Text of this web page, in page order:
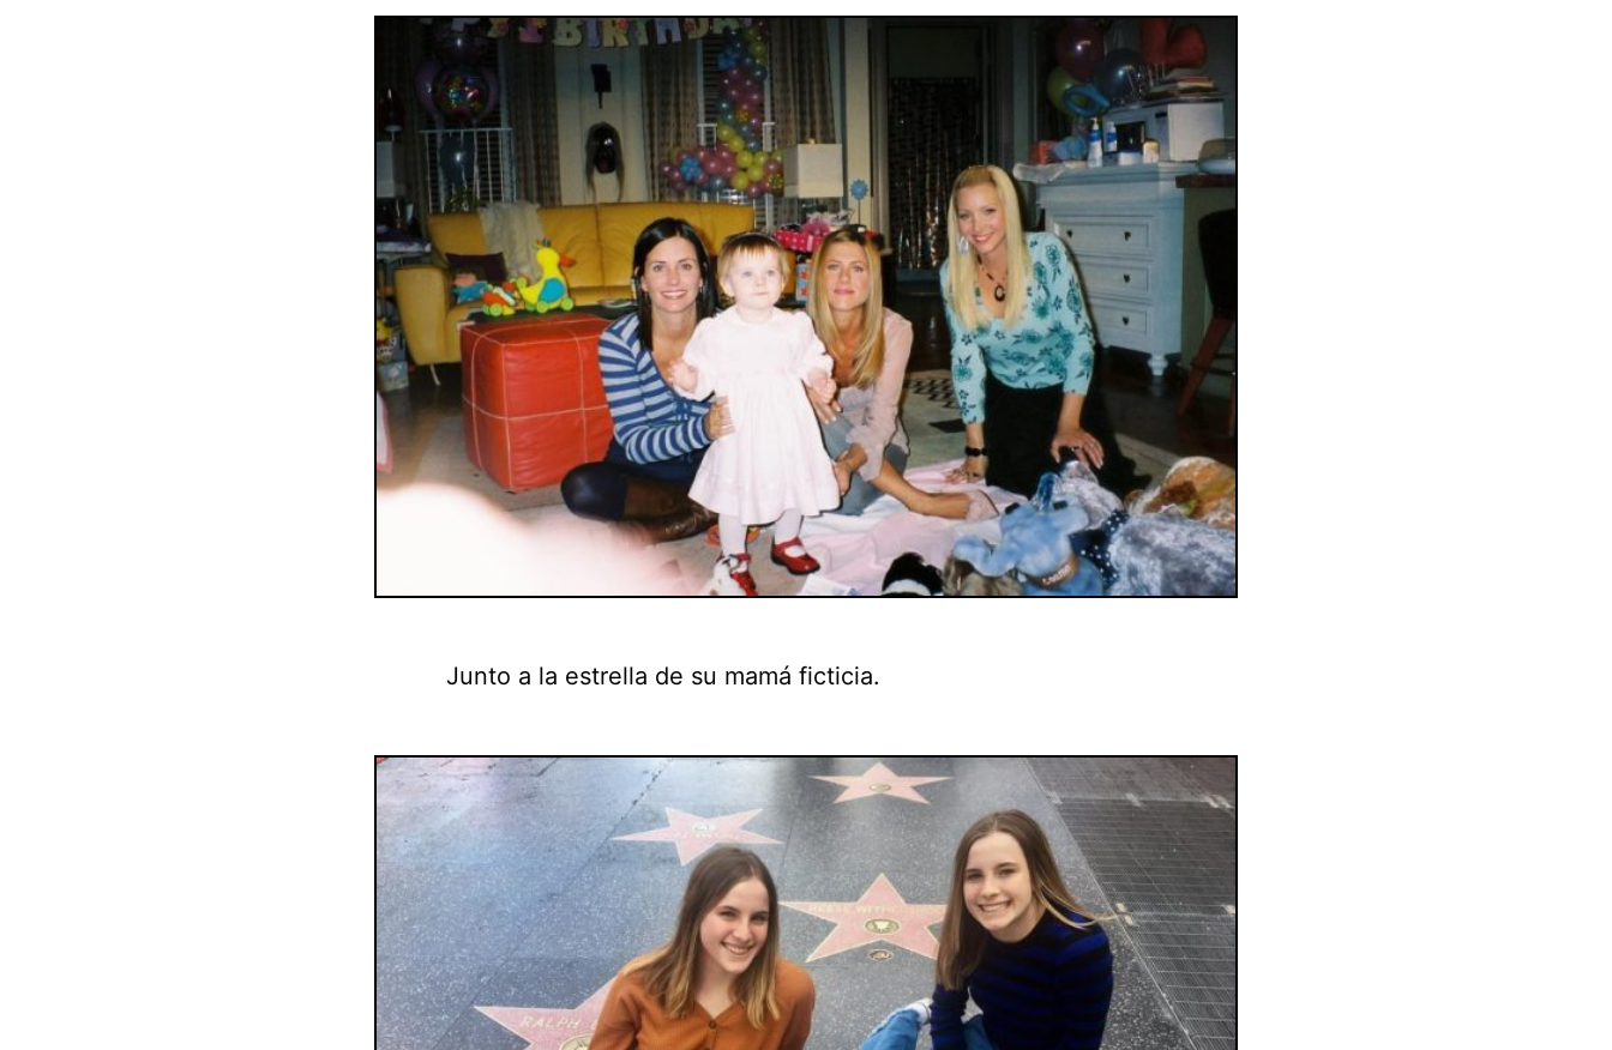
Junto a la estrella de su mamá ficticia.